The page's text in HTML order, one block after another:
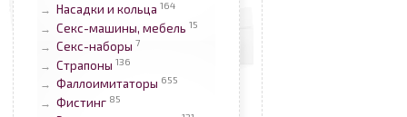
→ Насадки и кольца 164
→ Секс-машины, мебель 15
→ Секс-наборы 7
→ Страпоны 136
→ Фаллоимитаторы 655
→ Фистинг 85